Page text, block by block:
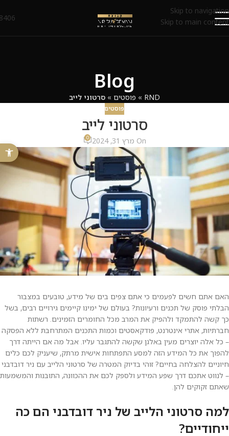
Skip to navigation
Skip to main content
Blog
RND
» פוסטים » סרטוני לייב
פוסטים
סרטוני לייב
On מרץ 31, 2024 0
האם אתם חשים לפעמים כי אתם צפים בים של מידע, טובעים במצבור
הבלתי פוסק של תכנים ורעיונות? בעולם של ימינו קיימים גירויים רבים, בשל
כך קשה להתמקד ולהפיק את המרב מכל החומרים הזמינים. רשתות
חברתיות, אתרי אינטרנט, פודקאסטים וכמות התכנים המתרחבת ללא הפסקה
– כל אלה יוצרים מעין באלגן שקשה להתגבר עליו. אבל מה אם הייתה דרך
להפוך את כל המידע הזה למסע התפתחות אישית מרתק, שיעניק לכם כלים
חיוניים להצלחה בחיים? זוהי בדיוק המטרה של סרטוני הלייב עם ניר דובדבני
– לנווט אתכם דרך שפע המידע ולספק לכם את ההכוונה, התובנות והמשמעות
שאתם זקוקים להן.
למה סרטוני הלייב של ניר דובדבני הם כה
ייחודיים?